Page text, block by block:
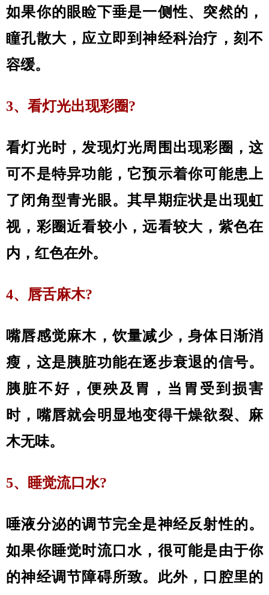
如果你的眼睑下垂是一侧性、突然的，
瞳孔散大，应立即到神经科治疗，刻不
容缓。
3、看灯光出现彩圈?
看灯光时，发现灯光周围出现彩圈，这
可不是特异功能，它预示着你可能患上
了闭角型青光眼。其早期症状是出现虹
视，彩圈近看较小，远看较大，紫色在
内，红色在外。
4、唇舌麻木?
嘴唇感觉麻木，饮量减少，身体日渐消
瘦，这是胰脏功能在逐步衰退的信号。
胰脏不好，便殃及胃，当胃受到损害
时，嘴唇就会明显地变得干燥欲裂、麻
木无味。
5、睡觉流口水?
唾液分泌的调节完全是神经反射性的。
如果你睡觉时流口水，很可能是由于你
的神经调节障碍所致。此外，口腔里的